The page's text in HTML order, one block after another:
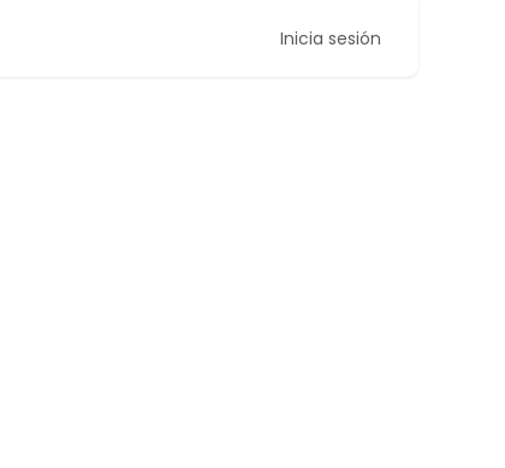
Inicia sesión